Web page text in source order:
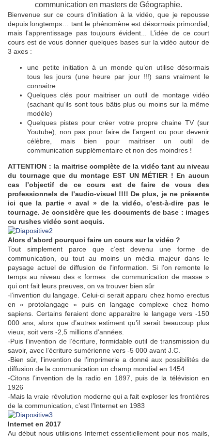
communication en masters de Géographie.
Bienvenue sur ce cours d’initiation à la vidéo, que je repousse
depuis longtemps… tant le phénomène est désormais primordial,
mais l’apprentissage pas toujours évident... L’idée de ce court
cours est de vous donner quelques bases sur la vidéo autour de
3 axes :
une petite initiation à un monde qu’on utilise désormais
tous les jours (une heure par jour !!!) sans vraiment le
connaitre
Quelques clés pour maitriser un outil de montage vidéo
(sachant qu’ils sont tous bâtis plus ou moins sur la même
modèle)
Quelques pistes pour créer votre propre chaine TV (sur
Youtube), non pas pour faire de l’argent ou pour devenir
célèbre, mais bien pour maitriser un outil de
communication supplémentaire et non des moindres !
ATTENTION : la maitrise complète de la vidéo tant au niveau
du tournage que du montage EST UN MÉTIER ! En aucun
cas l’objectif de ce cours est de faire de vous des
professionnels de l’audio-visuel !!!! De plus, je ne présente
ici que la partie « aval » de la vidéo, c’est-à-dire pas le
tournage. Je considère que les documents de base : images
ou rushes vidéo sont acquis.
Alors d’abord pourquoi faire un cours sur la vidéo ?
Tout simplement parce que c’est devenu une forme de
communication, ou tout au moins un média majeur dans le
paysage actuel de diffusion de l’information. Si l’on remonte le
temps au niveau des « formes de communication de masse »
qui ont fait leurs preuves, on va trouver bien sûr
-l’invention du langage. Celui-ci serait apparu chez homo erectus
en « protolangage » puis en langage complexe chez homo
sapiens. Certains feraient donc apparaitre le langage vers -150
000 ans, alors que d’autres estiment qu’il serait beaucoup plus
vieux, soit vers -2,5 millions d’années.
-Puis l’invention de l’écriture, formidable outil de transmission du
savoir, avec l’écriture sumérienne vers -5 000 avant J.C.
-Bien sûr, l’invention de l’imprimerie a donné aux possibilités de
diffusion de la communication un champ mondial en 1454
-Citons l’invention de la radio en 1897, puis de la télévision en
1926
-Mais la vraie révolution moderne qui a fait exploser les frontières
de la communication, c’est l’Internet en 1983
Internet en 2017
Au début nous utilisions Internet essentiellement pour nos mails,